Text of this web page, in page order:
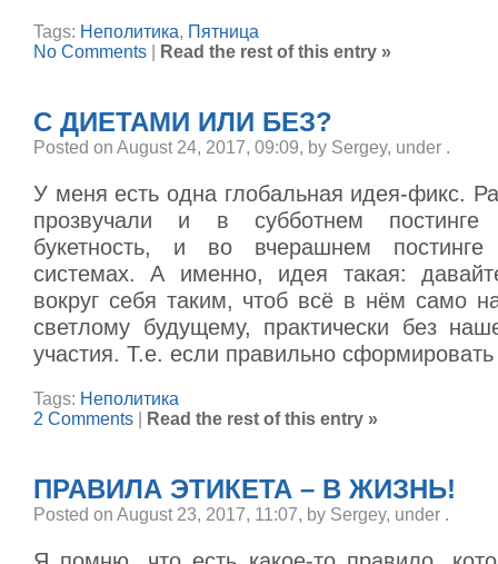
Tags: Неполитика, Пятница
No Comments
Read the rest of this entry »
С ДИЕТАМИ ИЛИ БЕЗ?
Posted on August 24, 2017, 09:09, by Sergey, under .
У меня есть одна глобальная идея-фикс.
прозвучали и в субботнем постинге
букетность, и во вчерашнем
системах. А именно, идея такая:
вокруг себя таким, чтоб всё в нём само
светлому будущему, практически без
участия. Т.е. если правильно
Tags: Неполитика
2 Comments
Read the rest of this entry »
ПРАВИЛА ЭТИКЕТА – В ЖИЗНЬ!
Posted on August 23, 2017, 11:07, by Sergey, under .